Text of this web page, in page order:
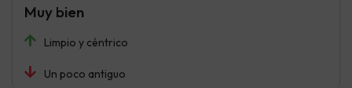
Limpio y céntrico
Un poco antiguo
Muy bien